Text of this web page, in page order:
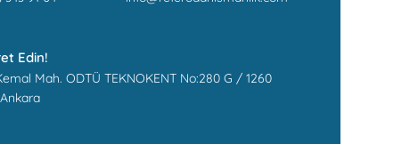
Edin!
Mah. ODTÜ TEKNOKENT No:280 G / 1260